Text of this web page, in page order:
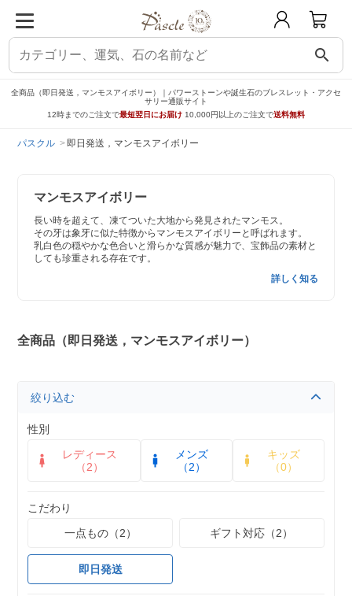
search
全商品（即日発送，マンモスアイボリー）｜パワーストーンや誕生石のブレスレット・アクセ
サリー通販サイト
12時までのご注文で最短翌日にお届け 10,000円以上のご注文で送料無料
パスクル 即日発送，マンモスアイボリー
マンモスアイボリー
長い時を超えて、凍てついた大地から発見されたマンモス。
その牙は象牙に似た特徴からマンモスアイボリーと呼ばれます。
乳白色の穏やかな色合いと滑らかな質感が魅力で、宝飾品の素材と
しても珍重される存在です。
詳しく知る
全商品（即日発送，マンモスアイボリー）
絞り込む
性別
レディース
（2）
メンズ
（2）
キッズ
（0）
こだわり
一点もの（2）
ギフト対応（2）
即日発送